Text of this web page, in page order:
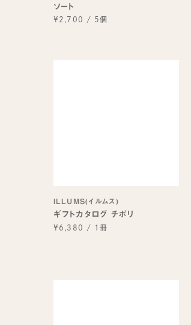
ソート
¥2,700 / 5個
ILLUMS(イルムス)
ギフトカタログ チボリ
¥6,380 / 1冊